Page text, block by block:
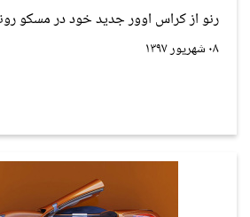
رنو از کراس اوور جدید خود در مسکو
۰۸ شهریور ۱۳۹۷